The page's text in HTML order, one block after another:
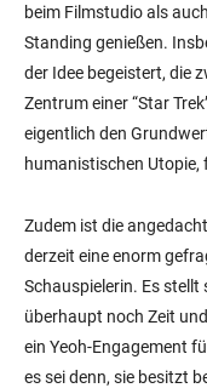
beim Filmstudio als
Standing genießen.
der Idee begeistert, die
Zentrum einer “Star
eigentlich den
humanistischen Utopie,
Zudem ist die
derzeit eine enorm
Schauspielerin. Es stellt
überhaupt noch Zeit
ein Yeoh-Engagement
es sei denn, sie besitzt